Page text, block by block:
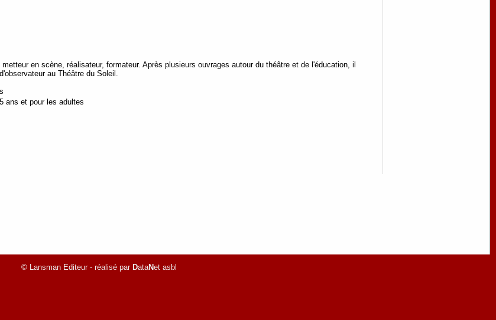
en scène, réalisateur, formateur. Après plusieurs ouvrages autour du théâtre et de l'éducation, il
au Théâtre du Soleil.
ans et pour les adultes
© Lansman Editeur - réalisé par DataNet asbl